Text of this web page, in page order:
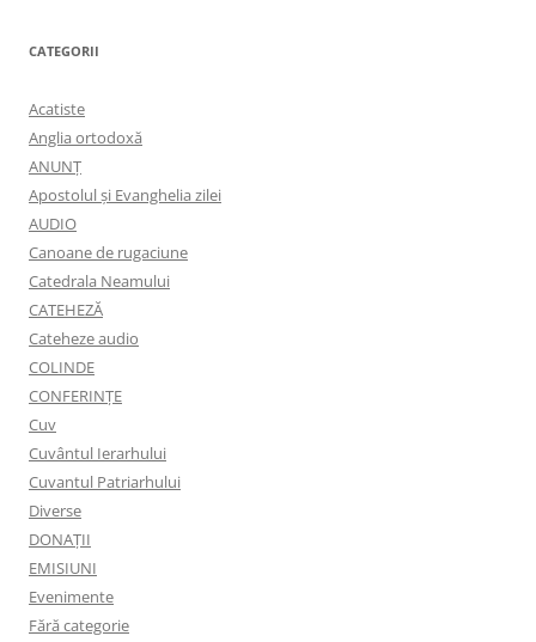
CATEGORII
Acatiste
Anglia ortodoxă
ANUNŢ
Apostolul şi Evanghelia zilei
AUDIO
Canoane de rugaciune
Catedrala Neamului
CATEHEZĂ
Cateheze audio
COLINDE
CONFERINȚE
Cuv
Cuvântul Ierarhului
Cuvantul Patriarhului
Diverse
DONAȚII
EMISIUNI
Evenimente
Fără categorie